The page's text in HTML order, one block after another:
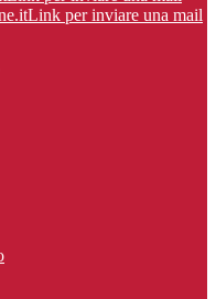
Link per inviare una mail